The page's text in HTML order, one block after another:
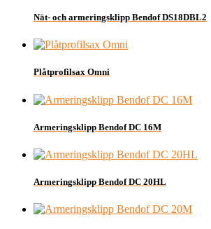
Nät- och armeringsklipp Bendof DS18DBL2
Plåtprofilsax Omni
Armeringsklipp Bendof DC 16M
Armeringsklipp Bendof DC 20HL